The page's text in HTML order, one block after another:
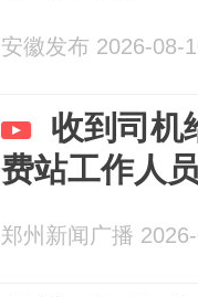
安徽发布 2026-08-
收到司机
费站工作人
郑州新闻广播